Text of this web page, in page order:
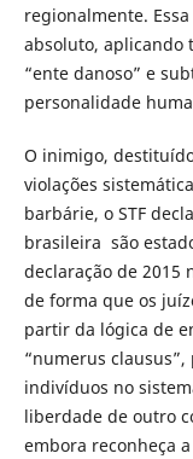
regionalmente.
absoluto, aplicando
“ente danoso” e
personalidade
O inimigo,
violações
barbárie, o STF
brasileira são
declaração de 2015
de forma que os
partir da lógica de
“numerus
indivíduos no
liberdade de outro
embora reconheça